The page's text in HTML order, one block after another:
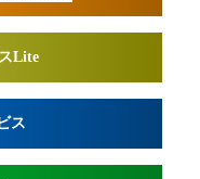
Lite
ス